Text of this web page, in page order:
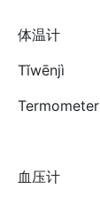
体温计
Tǐwēnjì
Termometer
血压计